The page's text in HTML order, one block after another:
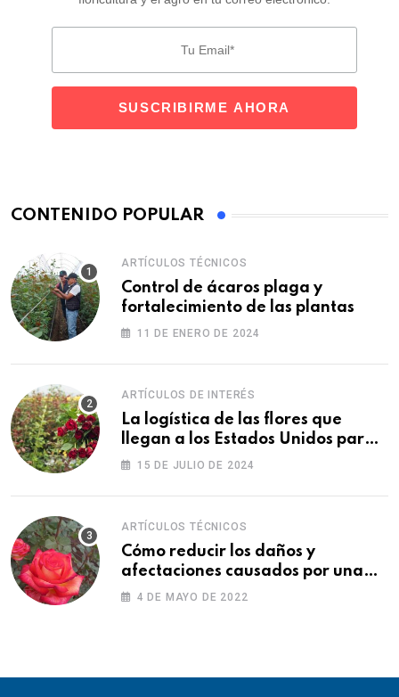
CONTENIDO POPULAR
ARTÍCULOS TÉCNICOS
Control de ácaros plaga y
fortalecimiento de las plantas
11 DE ENERO DE 2024
ARTÍCULOS DE INTERÉS
La logística de las flores que
llegan a los Estados Unidos para
las fiestas
15 DE JULIO DE 2024
ARTÍCULOS TÉCNICOS
Cómo reducir los daños y
afectaciones causados por una
fitotoxicidad
4 DE MAYO DE 2022